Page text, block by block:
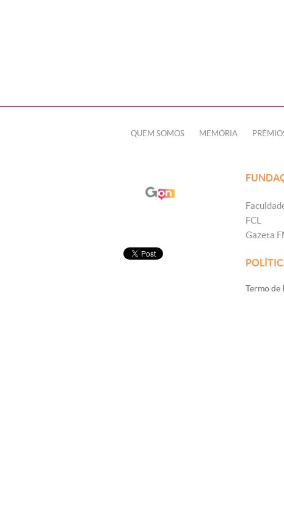
QUEM SOMOS MEMÓRIA
FCL
Gazeta
Termo de